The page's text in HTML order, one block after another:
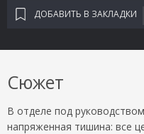
ДОБАВИТЬ В ЗАКЛАДКИ
Сюжет
В отделе под
напряженная тишина: все